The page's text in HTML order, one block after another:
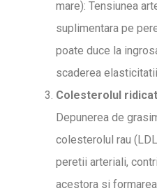
mare): Tensiunea
suplimentara pe
poate duce la
scaderea
Colesterolul
Depunerea de
colesterolul rau
peretii arteriali,
acestora si